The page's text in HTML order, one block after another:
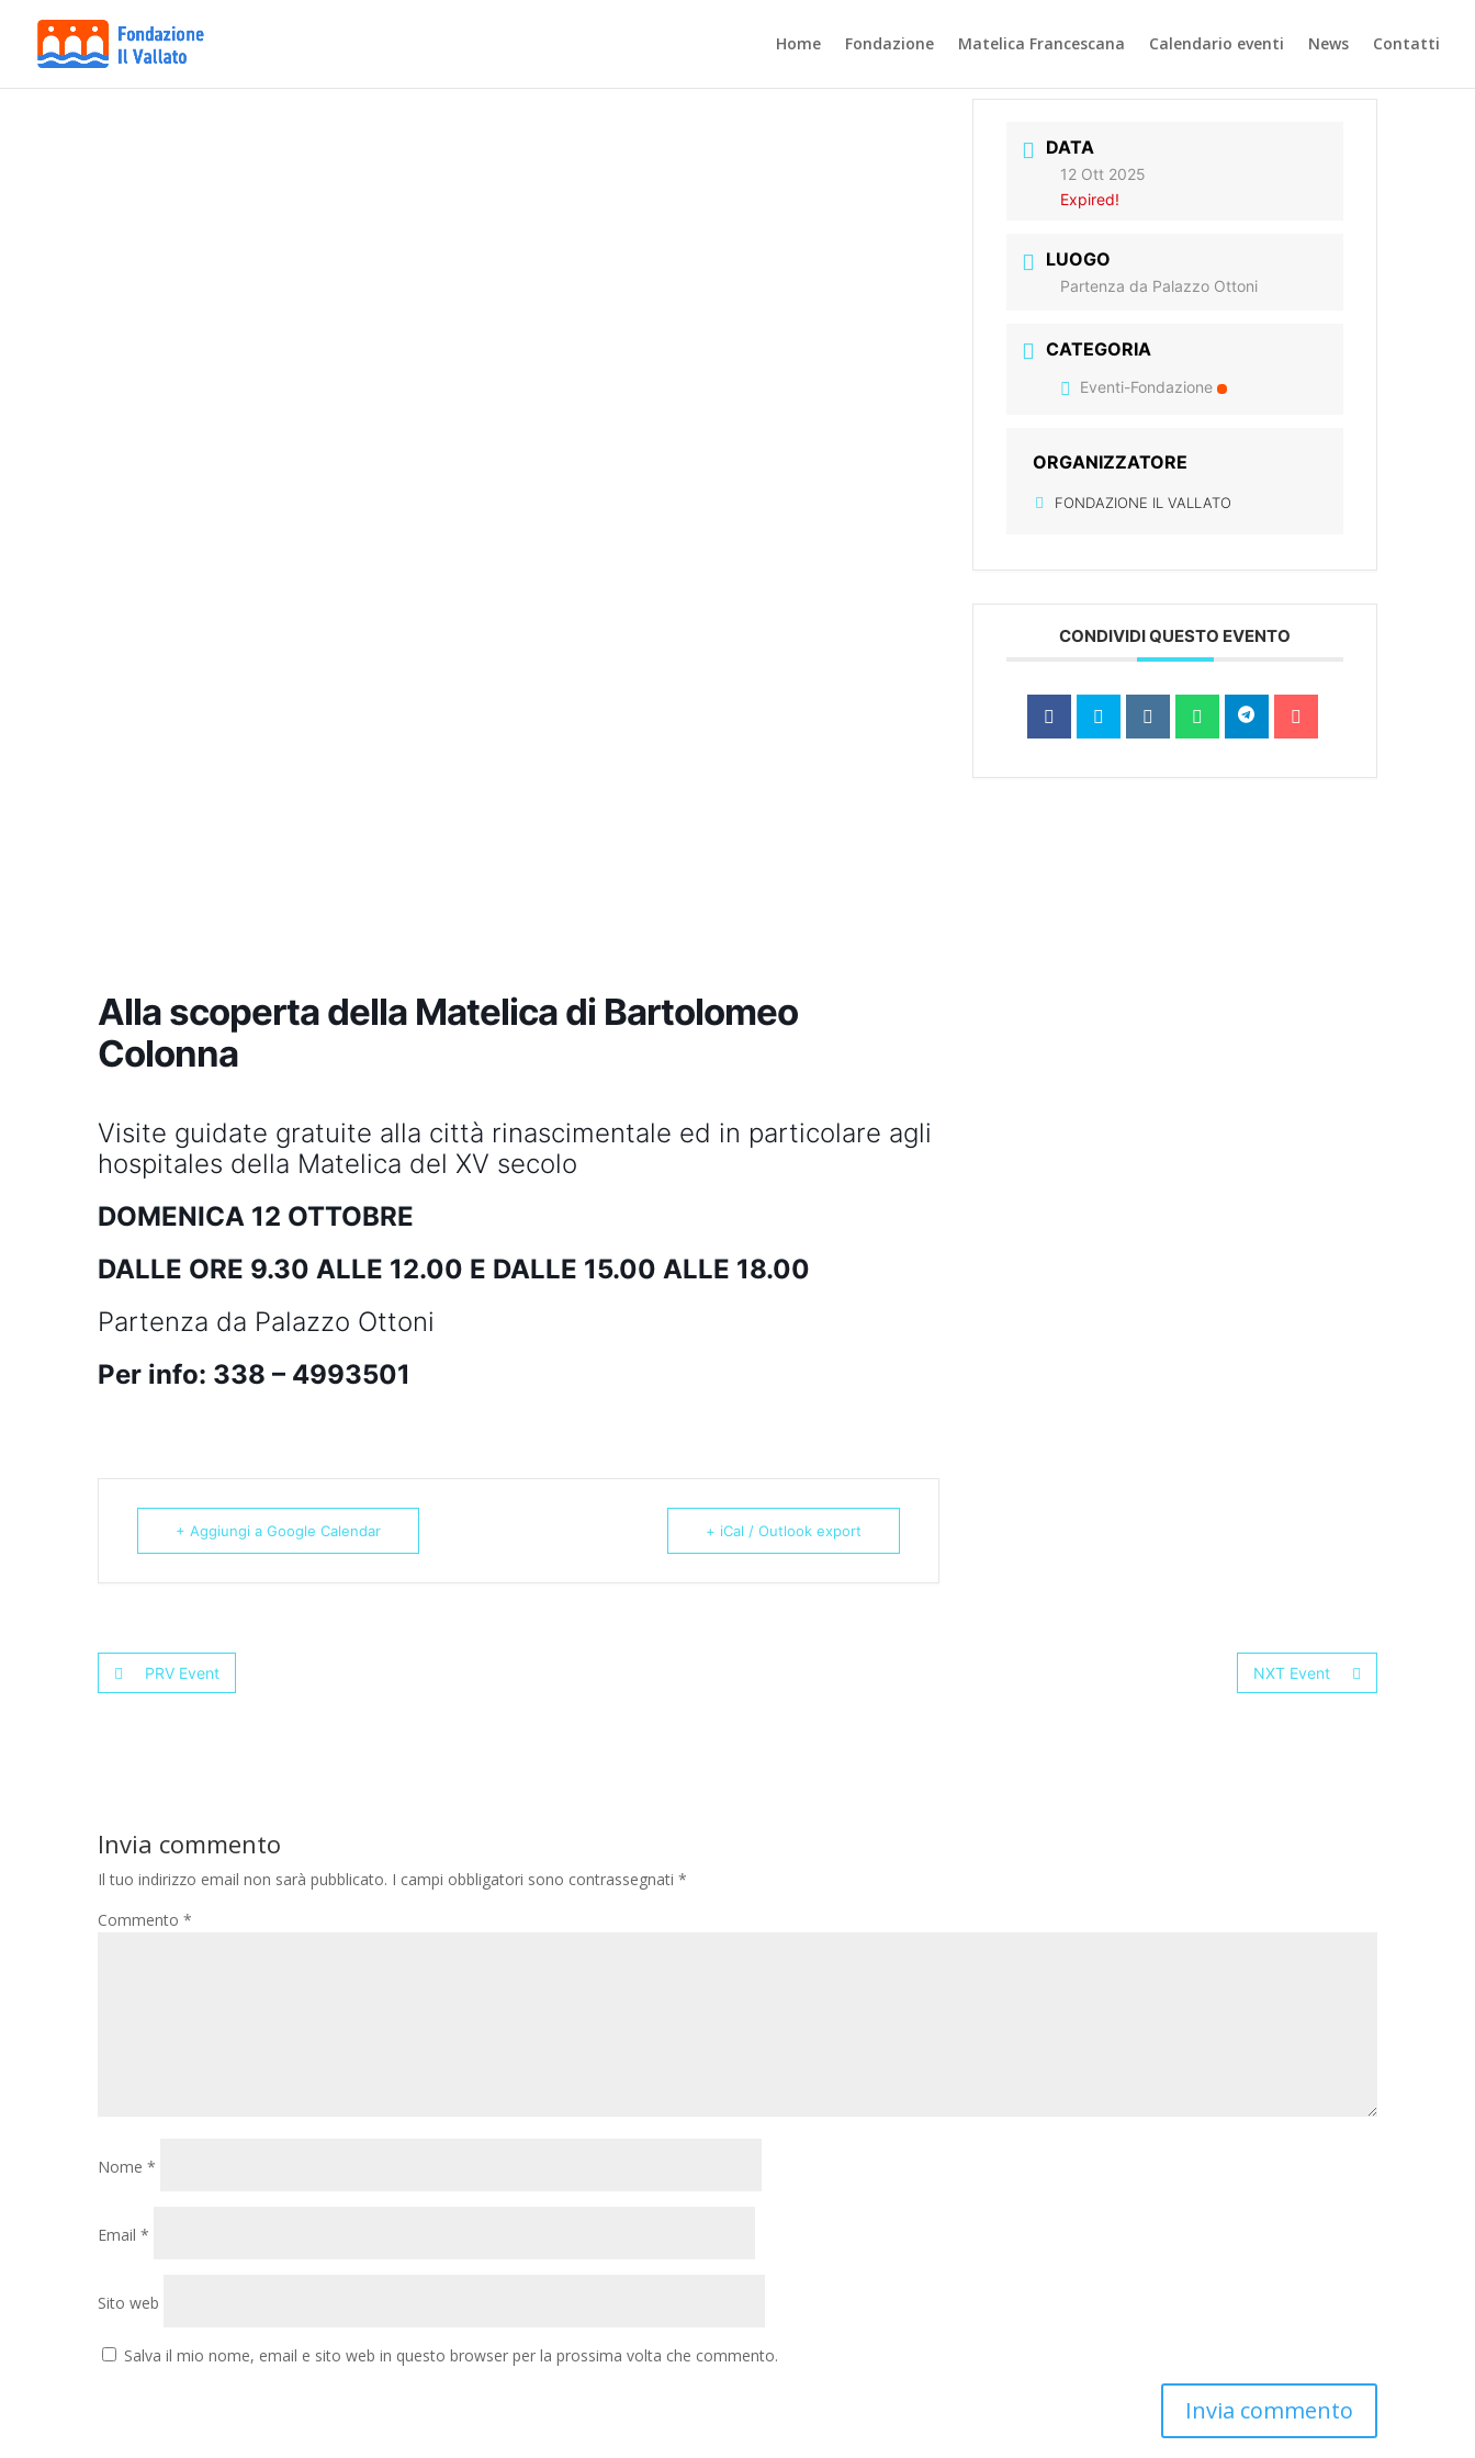
Home Fondazione Matelica Francescana Calendario eventi News Contatti
Alla scoperta della Matelica di Bartolomeo
Colonna
Visite guidate gratuite alla città rinascimentale ed in particolare agli
hospitales della Matelica del XV secolo
DOMENICA 12 OTTOBRE
DALLE ORE 9.30 ALLE 12.00 E DALLE 15.00 ALLE 18.00
Partenza da Palazzo Ottoni
Per info: 338 – 4993501
+ Aggiungi a Google Calendar + iCal / Outlook export
DATA
12 Ott 2025
Expired!
LUOGO
Partenza da Palazzo Ottoni
CATEGORIA
Eventi-Fondazione
ORGANIZZATORE
FONDAZIONE IL VALLATO
CONDIVIDI QUESTO EVENTO
PRV Event NXT Event
Invia commento
Il tuo indirizzo email non sarà pubblicato. I campi obbligatori sono contrassegnati *
Commento *
Nome *
Email *
Sito web
Salva il mio nome, email e sito web in questo browser per la prossima volta che commento.